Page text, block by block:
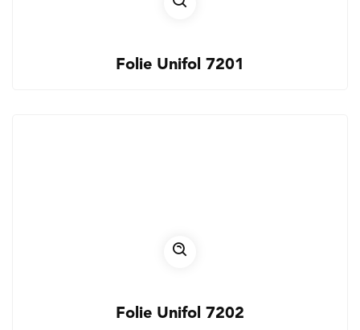
Folie Unifol 7201
Folie Unifol 7202